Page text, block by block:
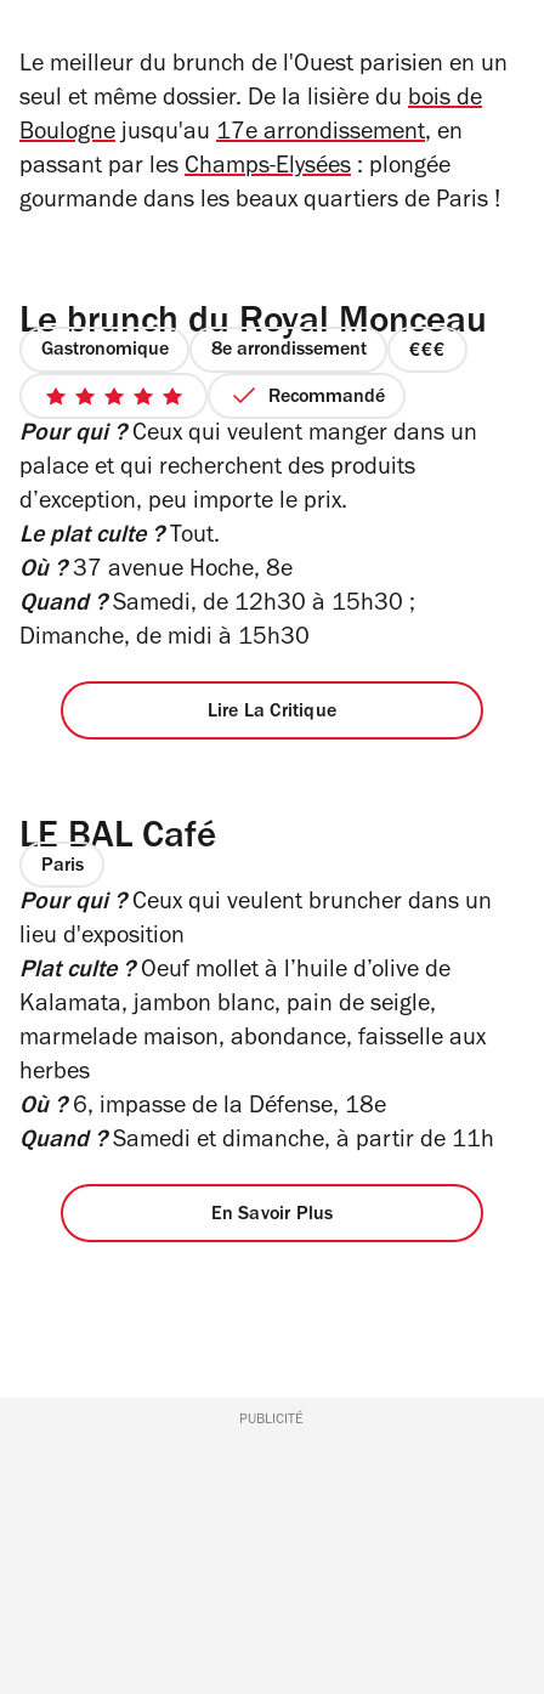
Le meilleur du brunch de l'Ouest parisien en un
seul et même dossier. De la lisière du bois de
Boulogne jusqu'au 17e arrondissement, en
passant par les Champs-Elysées : plongée
gourmande dans les beaux quartiers de Paris !
Le brunch du Royal Monceau
Gastronomique 8e arrondissement
prix
5
sur
5
étoiles
Recommandé
Pour qui ?Ceux qui veulent manger dans un
palace et qui recherchent des produits
d’exception, peu importe le prix.
Le plat culte ?Tout.
Où ? 37 avenue Hoche, 8e
Quand ? Samedi, de 12h30 à 15h30 ;
Dimanche, de midi à 15h30
Lire La Critique
LE BAL Café
Paris
Pour qui ?Ceux qui veulent bruncher dans un
lieu d'exposition
Plat culte ?Oeuf mollet à l’huile d’olive de
Kalamata, jambon blanc, pain de seigle,
marmelade maison, abondance, faisselle aux
herbes
Où ?6, impasse de la Défense, 18e
Quand ?Samedi et dimanche, à partir de 11h
En Savoir Plus
PUBLICITÉ